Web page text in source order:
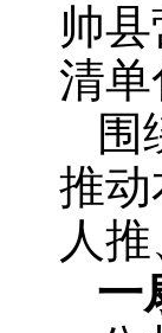
帅
清
围
推
人
一